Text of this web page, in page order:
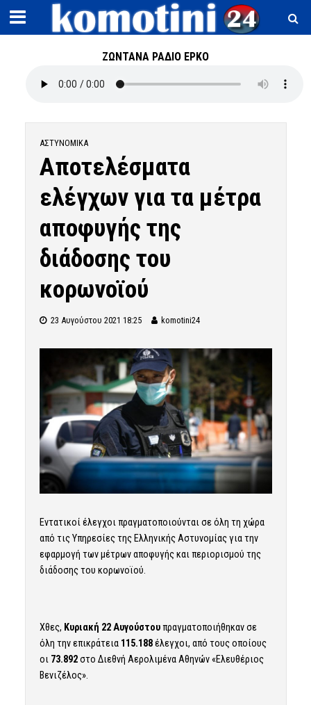
ΖΩΝΤΑΝΑ ΡΑΔΙΟ ΕΡΚΟ
ΑΣΤΥΝΟΜΙΚΆ
Αποτελέσματα
ελέγχων για τα μέτρα
αποφυγής της
διάδοσης του
κορωνοϊού
23 Αυγούστου 2021 18:25 komotini24
Εντατικοί έλεγχοι πραγματοποιούνται σε όλη τη χώρα
από τις Υπηρεσίες της Ελληνικής Αστυνομίας για την
εφαρμογή των μέτρων αποφυγής και περιορισμού της
διάδοσης του κορωνοϊού.
Χθες, Κυριακή 22 Αυγούστουπραγματοποιήθηκαν σε
όλη την επικράτεια 115.188έλεγχοι, από τους οποίους
οι 73.892στο Διεθνή Αερολιμένα Αθηνών «Ελευθέριος
Βενιζέλος».